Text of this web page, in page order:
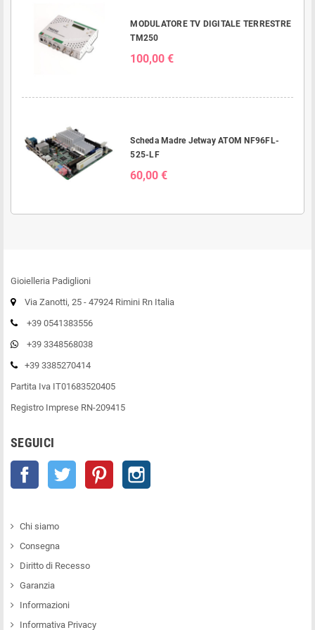
MODULATORE TV DIGITALE TERRESTRE
TM250
100,00 €
Scheda Madre Jetway ATOM NF96FL-
525-LF
60,00 €
Gioielleria Padiglioni
Via Zanotti, 25 - 47924 Rimini Rn Italia
+39 0541383556
+39 3348568038
+39 3385270414
Partita Iva IT01683520405
Registro Imprese RN-209415
SEGUICI
Facebook Twitter Pinterest
Chi siamo
Consegna
Diritto di Recesso
Garanzia
Informazioni
Informativa Privacy